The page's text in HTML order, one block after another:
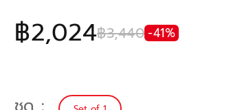
฿2,024฿3,440-41%